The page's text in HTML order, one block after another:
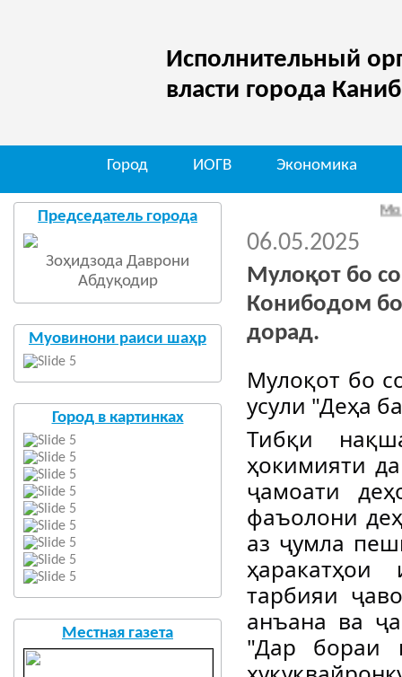
Исполнительный
власти города
Город ИОГВ Экономика
Председатель города
Зоҳидзода Даврони
Абдуқодир
Муовинони раиси шаҳр
Город в картинках
Местная газета
Мо дар
06.05.2025
Мулоқот бо
Конибодом
дорад.
Мулоқот бо
усули "Деҳа
Тибқи
ҳокимияти
ҷамоати
фаъолони
аз ҷумла
ҳаракатҳои
тарбияи
анъана ва
"Дар бораи